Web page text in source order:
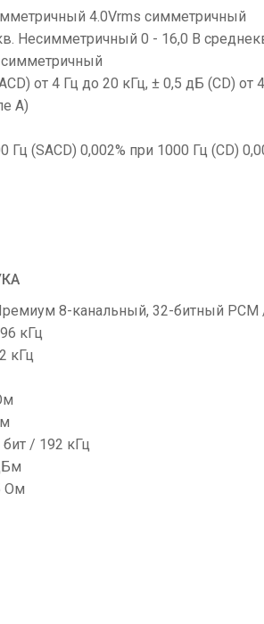
4.0Vrms симметричный
Несимметричный 0 - 16,0 В
от 4 Гц до 20 кГц, ± 0,5 дБ (CD)
А)
(SACD) 0,002% при 1000 Гц (CD)
8-канальный, 32-битный PCM /
кГц
кГц
/ 192 кГц
Ом